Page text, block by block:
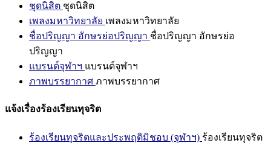
ชุดนิสิต ชุดนิสิต
เพลงมหาวิทยาลัย เพลงมหาวิทยาลัย
ชื่อปริญญา อักษรย่อปริญญา ชื่อปริญญา อักษรย่อ
ปริญญา
แบรนด์จุฬาฯ แบรนด์จุฬาฯ
ภาพบรรยากาศ ภาพบรรยากาศ
แจ้งเรื่องร้องเรียนทุจริต
ร้องเรียนทุจริตและประพฤติมิชอบ (จุฬาฯ) ร้องเรียนทุจริต